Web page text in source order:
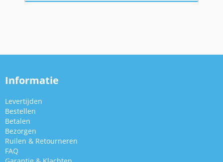
Informatie
Levertijden
Bestellen
Betalen
Bezorgen
Ruilen & Retourneren
FAQ